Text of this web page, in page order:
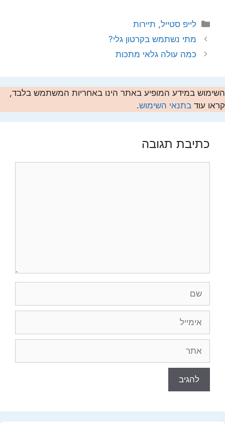
קטגוריות
לייפ סטייל, תיירות
מתי נשתמש בקרטון גלי?
כמה עולה גלאי מתכות
השימוש במידע המופיע באתר הינו באחריות המשתמש בלבד,
קראו עוד בתנאי השימוש.
כתיבת תגובה